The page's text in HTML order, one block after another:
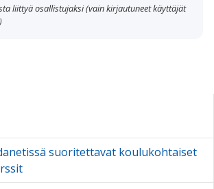
liittyä osallistujaksi (vain kirjautuneet käyttäjät
suoritettavat koulukohtaiset